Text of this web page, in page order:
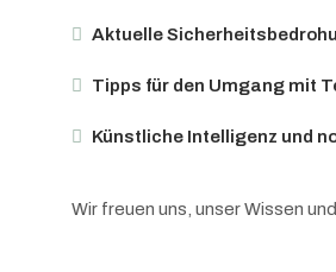
Aktuelle
Tipps für den Umgang mit
Künstliche Intelligenz und
Wir freuen uns, unser Wissen